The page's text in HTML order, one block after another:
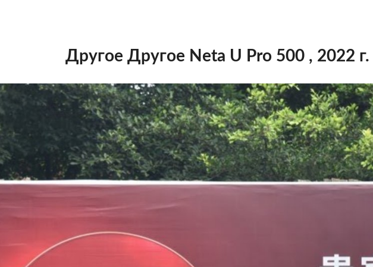
Другое Другое Neta U Pro 500 , 2022 г.